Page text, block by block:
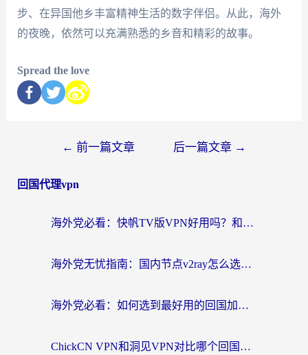
步、在异国他乡丰富精神生活的数字伴侣。从此，海外
的夜晚，依然可以充满熟悉的乡音和精彩的故事。
Spread the love
← 前一篇文章 后一篇文章 →
回国代理vpn
海外党必看：快帆TV版VPN好用吗？和快游VPN对比哪个回国效果更好？附实用避坑指南
海外党无忧指南：国内节点v2ray怎么选？一键回国VPN+多场景实测帮你避坑
海外党必看：如何选到最好用的回国加速器？从节点到售后的全维度指南
ChickCN VPN和洞见VPN对比哪个回国效果更好？海外党亲测3款加速器+避坑指南